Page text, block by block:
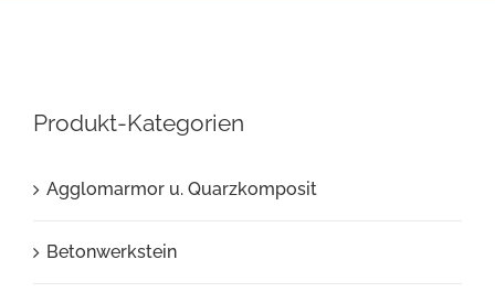
Produkt-Kategorien
Agglomarmor u. Quarzkomposit
Betonwerkstein